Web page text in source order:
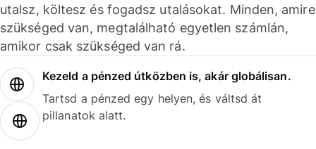
utalsz, költesz és fogadsz utalásokat. Minden, amire
szükséged van, megtalálható egyetlen számlán,
amikor csak szükséged van rá.
Kezeld a pénzed útközben is, akár globálisan.
Tartsd a pénzed egy helyen, és váltsd át
pillanatok alatt.